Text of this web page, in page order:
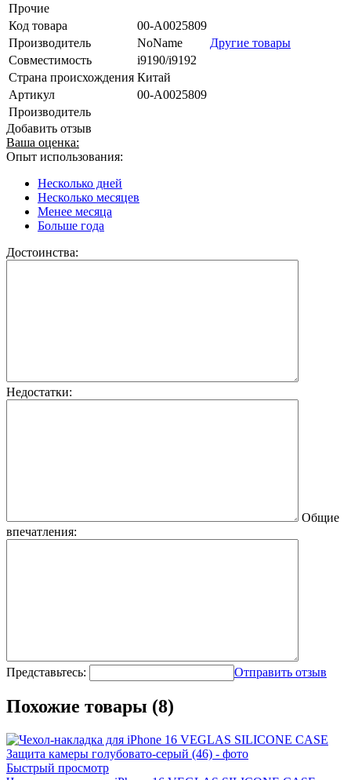
Прочие
Код товара
00-А0025809
Производитель
NoName
Другие товары
Совместимость
i9190/i9192
Страна происхождения Китай
Артикул
00-А0025809
Производитель
Добавить отзыв
Ваша оценка:
Опыт использования:
Несколько дней
Несколько месяцев
Менее месяца
Больше года
Достоинства:
Недостатки:
Общие
впечатления:
Представьтесь: Отправить отзыв
Похожие товары (8)
Быстрый просмотр